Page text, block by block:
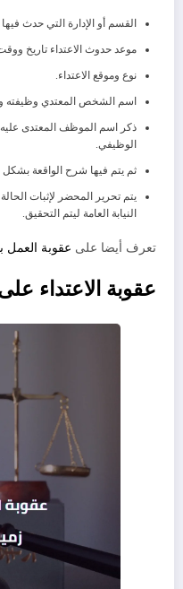
القسم أو الإدارة التي حدث فيها
موعد حدوث الاعتداء تاريخ
نوع وموقع الاعتداء.
اسم الشخص المعتدي وظيفته
ذكر اسم الموظف المعتدى
الوظيفي.
ثم يتم فيها شرح الواقعة بشكل
يتم تحرير المحضر لإثبات
النيابة العامة ليتم التحقيق.
تعرف أيضا على عقوبة
عقوبة الاعتداء